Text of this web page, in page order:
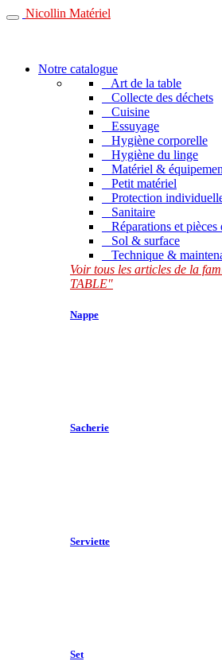
Nicollin Matériel
Notre catalogue
Art de la table
Collecte des déchets
Cuisine
Essuyage
Hygiène corporelle
Hygiène du linge
Matériel &
Petit matériel
Protection
Sanitaire
Réparations et pièces
Sol & surface
Technique &
Voir tous les articles de la
TABLE"
Nappe
Sacherie
Serviette
Set